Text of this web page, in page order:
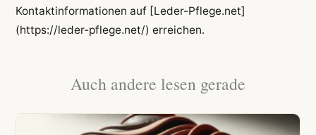
Kontaktinformationen auf [Leder-Pflege.net]
(https://leder-pflege.net/) erreichen.
Auch andere lesen gerade